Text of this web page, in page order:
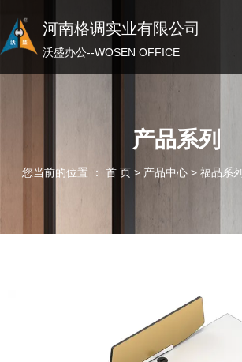
河南格调实业有限公司
沃盛办公——WOSEN OFFICE
河南格调实业有限公司
沃盛办公--WOSEN OFFICE
产品系列
您当前的位置 ： 首 页 > 产品中心 > 福品系列